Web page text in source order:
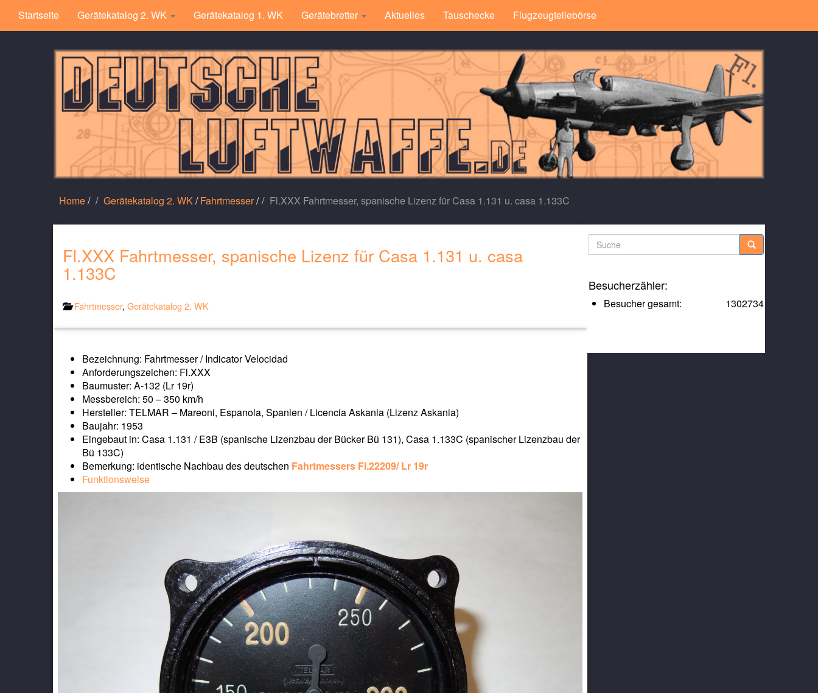
Startseite Gerätekatalog 2. WK Gerätekatalog 1. WK Gerätebretter Aktuelles Tauschecke Flugzeugteilebörse
Home/ Gerätekatalog 2. WK /Fahrtmesser/ Fl.XXX Fahrtmesser, spanische Lizenz für Casa 1.131 u. casa 1.133C
Fl.XXX Fahrtmesser, spanische Lizenz für Casa 1.131 u. casa
1.133C
Fahrtmesser, Gerätekatalog 2. WK
Bezeichnung: Fahrtmesser / Indicator Velocidad
Anforderungszeichen: Fl.XXX
Baumuster: A-132 (Lr 19r)
Messbereich: 50 – 350 km/h
Hersteller: TELMAR – Mareoni, Espanola, Spanien / Licencia Askania (Lizenz Askania)
Baujahr: 1953
Eingebaut in: Casa 1.131 / E3B (spanische Lizenzbau der Bücker Bü 131), Casa 1.133C (spanischer Lizenzbau der
Bü 133C)
Bemerkung: identische Nachbau des deutschen Fahrtmessers Fl.22209/ Lr 19r
Funktionsweise
Suche
Besucherzähler:
1302734
Besucher gesamt: